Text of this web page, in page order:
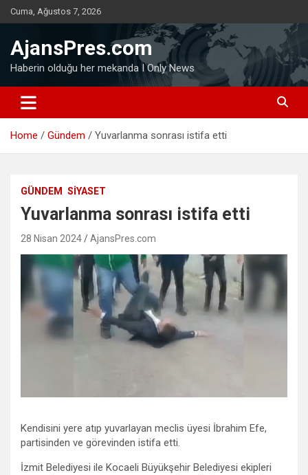
Skip
to
Cuma, Ağustos 7, 2026
AjansPres.com
Haberin olduğu her mekanda I Only News
Home Gündem Yuvarlanma sonrası istifa etti
GÜNDEM SIYASET
Yuvarlanma sonrası istifa etti
28 Nisan 2024 AjansPres.com
Kendisini yere atıp yuvarlayan meclis üyesi İbrahim Efe,
partisinden ve görevinden istifa etti.
İzmit Belediyesi ile Kocaeli Büyükşehir Belediyesi ekipleri